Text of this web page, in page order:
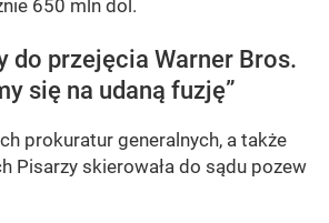
650 mln dol.
do przejęcia Warner Bros.
się na udaną fuzję”
prokuratur generalnych, a także
Pisarzy skierowała do sądu pozew